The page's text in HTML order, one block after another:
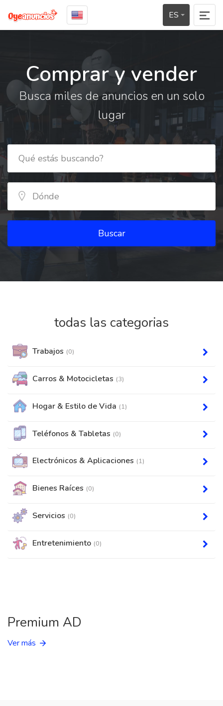
ES
Comprar y vender
Busca miles de anuncios en un solo
lugar
Buscar
todas las categorias
Trabajos (0)
Carros & Motocicletas (3)
Hogar & Estilo de Vida (1)
Teléfonos & Tabletas (0)
Electrónicos & Aplicaciones (1)
Bienes Raíces (0)
Servicios (0)
Entretenimiento (0)
Premium AD
Ver más